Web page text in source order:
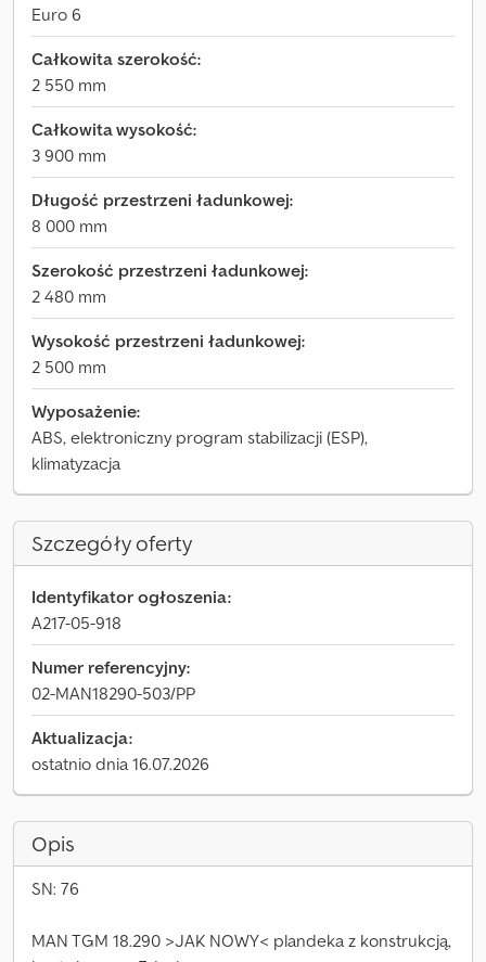
Euro 6
Całkowita szerokość:
2 550 mm
Całkowita wysokość:
3 900 mm
Długość przestrzeni ładunkowej:
8 000 mm
Szerokość przestrzeni ładunkowej:
2 480 mm
Wysokość przestrzeni ładunkowej:
2 500 mm
Wyposażenie:
ABS, elektroniczny program stabilizacji (ESP),
klimatyzacja
Szczegóły oferty
Identyfikator ogłoszenia:
A217-05-918
Numer referencyjny:
02-MAN18290-503/PP
Aktualizacja:
ostatnio dnia 16.07.2026
Opis
SN: 76
MAN TGM 18.290 >JAK NOWY< plandeka z konstrukcją,